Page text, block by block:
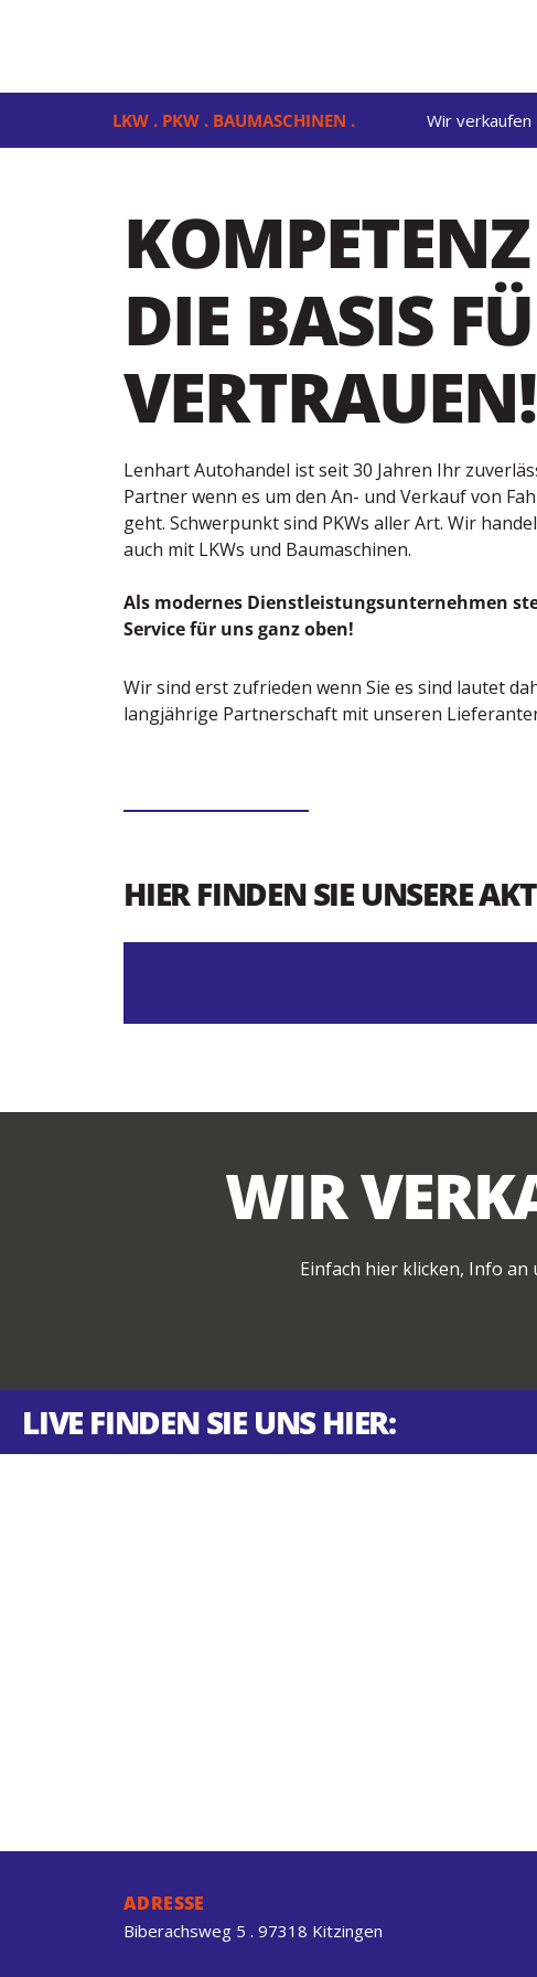
LKW . PKW . BAUMASCHINEN . Wir verkaufen
DIE BASIS
VERTRAUEN!
Lenhart Autohandel ist seit 30 Jahren Ihr
Partner wenn es um den An- und Verkauf von
geht. Schwerpunkt sind PKWs aller Art. Wir
auch mit LKWs und Baumaschinen.
Als modernes Dienstleistungsunternehmen
Service für uns ganz oben!
Wir sind erst zufrieden wenn Sie es sind lautet
langjährige Partnerschaft mit unseren
HIER FINDEN SIE UNSERE
WIR
Einfach hier klicken, Info an
LIVE FINDEN SIE UNS HIER:
ADRESSE
Biberachsweg 5 . 97318 Kitzingen